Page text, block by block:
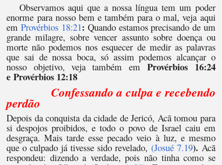
Observamos aqui que a nossa língua tem um poder
enorme para nosso bem e também para o mal, veja aqui
emProvérbios 18:21: Quando estamos precisando de um
grande milagre, sobre vencer assunto sobre doença ou
morte não podemos nos esquecer de medir as palavras
que sai de nossa boca, só assim podemos alcançar o
nosso objetivo, veja também emProvérbios 16:24
e Provérbios 12:18
Confessando a culpa e recebendo
perdão
Depois da conquista da cidade de Jericó, Acã tomou para
si despojos proibidos, e todo o povo de Israel caiu em
desgraça. Mais tarde esse pecado veio à luz, e mesmo
que o culpado já tivesse sido revelado, (Josué 7.19). Acã
respondeu: dizendo a verdade, pois não tinha como se